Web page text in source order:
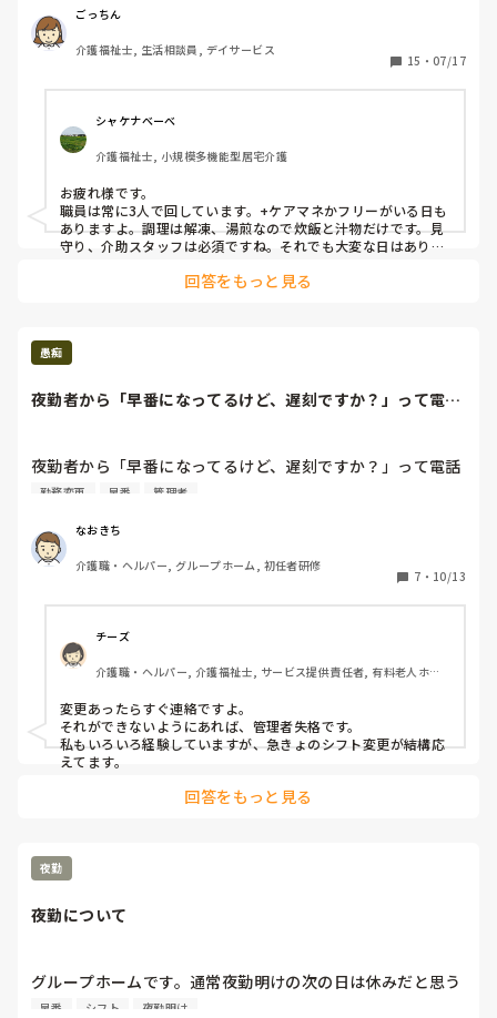
びフロア掃除機、御利用者のトイレ誘導、来訪者のなどの対
応。大変すぎて四苦八苦しています。
調理の有無で、だいぶ変わってくるんですが、食材を切った
り、炒めたり、煮たりする調理が有ると、なかなかキツイで
すね。調理専門、雑用専門の職員が欲しいくらい。
グループホームで働いてる方は、いらっしゃいますか？どん
な感じですか？
ごっちん
介護福祉士, 生活相談員, デイサービス
15 ・ 07/17
シャケナべーべ
介護福祉士, 小規模多機能型居宅介護
お疲れ様です。
職員は常に3人で回しています。+ケアマネかフリーがいる日も
ありますよ。調理は解凍、湯煎なので炊飯と汁物だけです。見
守り、介助スタッフは必須ですね。それでも大変な日はありま
回答をもっと見る
愚痴
夜勤者から「早番になってるけど、遅刻ですか？」って電話
夜勤者から「早番になってるけど、遅刻ですか？」って電話
きて、「はっ？」ってなったわ！
から早番に変わってるし！
被害者自分込みで5人目
シフト管理してる管理者よ、勝手に勤務変更するな！
変更するなら、連絡くらいしてくれ！
勤務変更 早番 管理者
なおきち
介護職・ヘルパー, グループホーム, 初任者研修
7 ・ 10/13
チーズ
介護職・ヘルパー, 介護福祉士, サービス提供責任者, 有料老人ホー
変更あったらすぐ連絡ですよ。
それができないようにあれば、管理者失格です。
私もいろいろ経験していますが、急きょのシフト変更が結構応
えてます。
回答をもっと見る
夜勤
夜勤について
グループホームです。通常夜勤明けの次の日は休みだと思う
のですが、人がいないとかになると夜勤明け夜勤明けと続い
早番 シフト 夜勤明け